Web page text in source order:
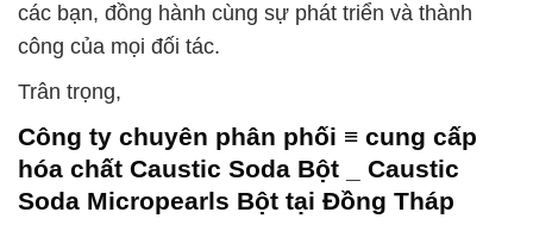
các bạn, đồng hành cùng sự phát triển và thành
công của mọi đối tác.
Trân trọng,
Công ty chuyên phân phối ≡ cung cấp
hóa chất Caustic Soda Bột _ Caustic
Soda Micropearls Bột tại Đồng Tháp